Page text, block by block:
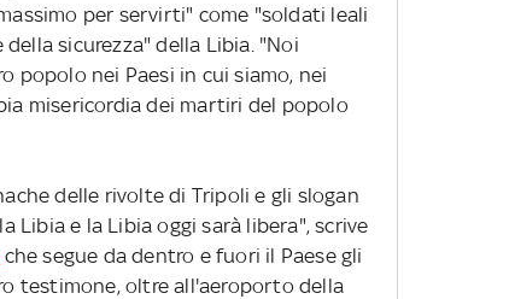
per servirti" come "soldati leali
sicurezza" della Libia. "Noi
popolo nei Paesi in cui siamo, nei
misericordia dei martiri del popolo
delle rivolte di Tripoli e gli slogan
Libia e la Libia oggi sarà libera", scrive
che segue da dentro e fuori il Paese gli
testimone, oltre all'aeroporto della